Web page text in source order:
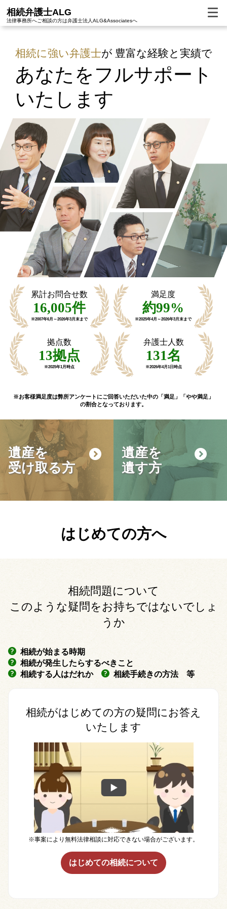
相続弁護士ALG
法律事務所へご相談の方は弁護士法人ALG&Associatesへ
相続に強い弁護士が 豊富な経験と実績で
あなたをフルサポート
いたします
累計お問合せ数
16,005件
※2007年6月～2026年3月末まで
満足度
約99%
※2025年4月～2026年3月末まで
拠点数
13拠点
※2025年1月時点
弁護士人数
131名
※2026年4月1日時点
※お客様満足度は弊所アンケートにご回答いただいた中の「満足」「やや満足」
の割合となっております。
遺産を
受け取る方
遺産を
遺す方
はじめての方へ
相続問題について
このような疑問をお持ちではないでしょ
うか
相続が始まる時期
相続が発生したらするべきこと
相続する人はだれか
相続手続きの方法 等
相続がはじめての方の疑問にお答え
いたします
※事案により無料法律相談に対応できない場合がございます。
はじめての相続について